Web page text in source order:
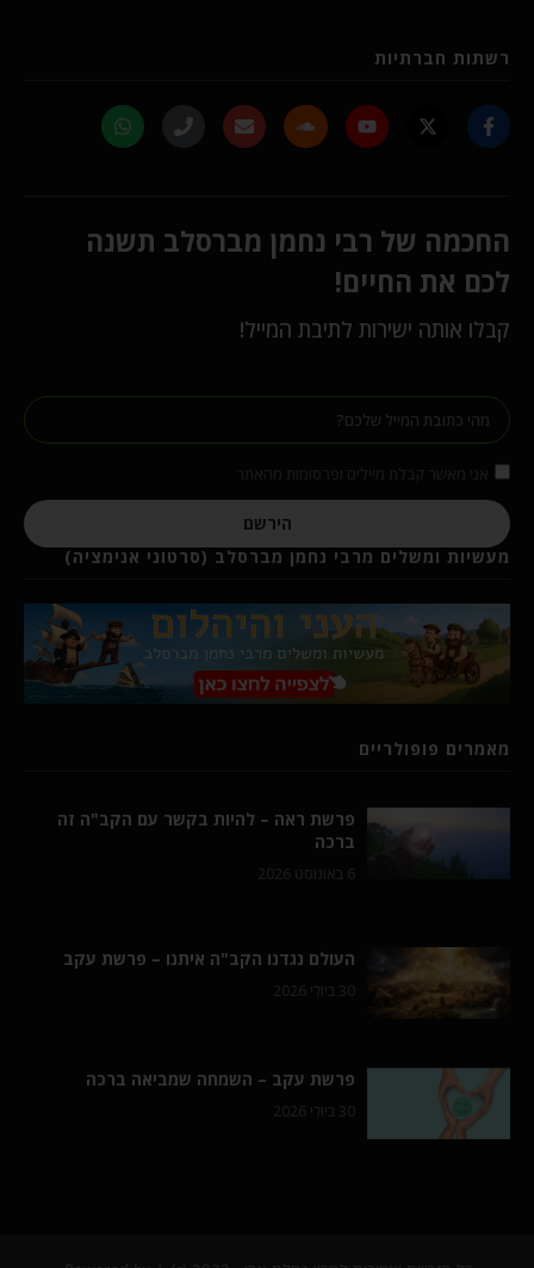
רשתות חברתיות
החכמה של רבי נחמן מברסלב תשנה
לכם את החיים!
קבלו אותה ישירות לתיבת המייל!
הירשם
מעשיות ומשלים מרבי נחמן מברסלב (סרטוני אנימציה)
מאמרים פופולריים
פרשת ראה – להיות בקשר עם הקב"ה זה
ברכה
6 באוגוסט 2026
העולם נגדנו הקב"ה איתנו – פרשת עקב
30 ביולי 2026
פרשת עקב – השמחה שמביאה ברכה
30 ביולי 2026